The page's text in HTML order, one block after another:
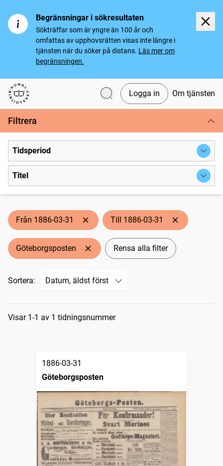
Begränsningar i sökresultaten
Sökträffar som är yngre än 100 år och
omfattas av upphovsrätten visas inte längre i
tjänsten när du söker på distans. Läs mer om
begränsningen.
Svenska tidningar
Logga in Om tjänsten
Filtrera
Tidsperiod
Titel
Från 1886-03-31 Till 1886-03-31
Göteborgsposten Rensa alla filter
Sortera:
Sökresultat
Visar 1-1 av 1 tidningsnummer
1886-03-31
Göteborgsposten